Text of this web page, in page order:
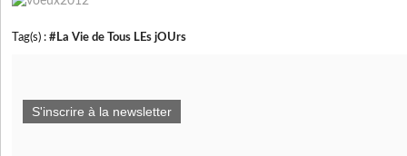
Tag(s) : #La Vie de Tous LEs jOUrs
S'inscrire à la newsletter